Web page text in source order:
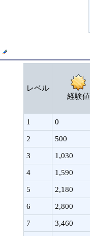
レベル
経験値
1 0
2 500
3 1,030
4 1,590
5 2,180
6 2,800
7 3,460